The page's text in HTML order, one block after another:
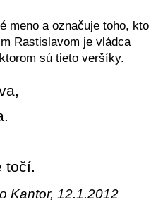
meno a označuje toho, kto
Rastislavom je vládca
sú tieto veršíky.
točí.
Kantor, 12.1.2012